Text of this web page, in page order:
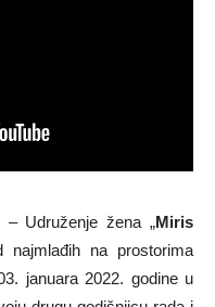
– Udruženje žena „Miris
na prostorima
januara 2022. godine u